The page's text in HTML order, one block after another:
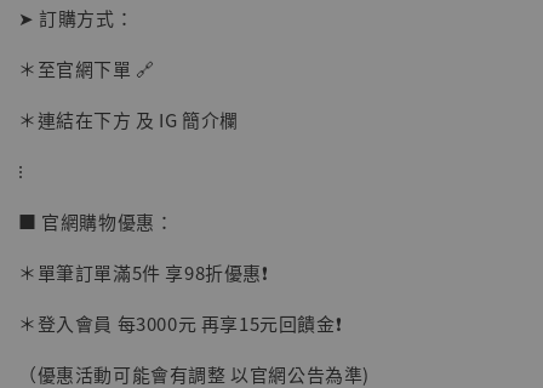
➤ 訂購方式：
＊至官網下單 🔗
＊連結在下方 及 IG 簡介欄
⁝
■ 官網購物優惠：
＊單筆訂單滿5件 享98折優惠❗️
＊登入會員 每3000元 再享15元回饋金❗️
（優惠活動可能會有調整 以官網公告為準)